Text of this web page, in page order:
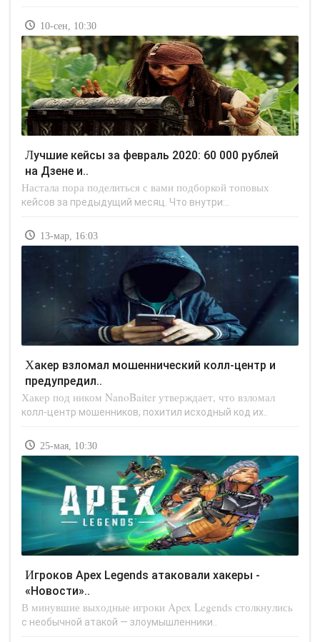
10-сен, 10:30
Лучшие кейсы за февраль 2020: 60 000 рублей
на Дзене и..
Настала пора поделиться с вами подборкой топовых
кейсов за предыдущий месяц. Что внутри:..
13-мар, 16:03
Хакер взломал мошеннический колл-центр и
предупредил..
Хакер под ником NanoBaiter утверждает, что взломал
колл-центр мошенников, похитил исходный код их..
25-мая, 10:30
Игроков Apex Legends атаковали хакеры -
«Новости»..
В минувшие выходные игроки Apex Legends столкнулись
с необычной атакой — злоумышленники..